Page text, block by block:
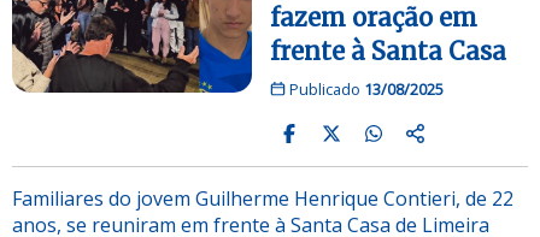
fazem oração em
frente à Santa Casa
Publicado 13/08/2025
Familiares do jovem Guilherme Henrique Contieri, de 22
anos, se reuniram em frente à Santa Casa de Limeira